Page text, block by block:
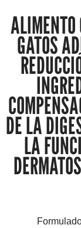
ALIMENTO
GATOS
DE LA
LA